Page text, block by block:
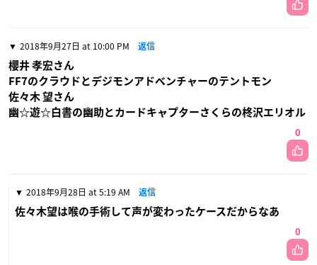
2018年9月27日 at 10:00 PM 返信
櫻井 孝宏さん
FF7のクラウドとデジモンアドベンチャーのテントモン
佐々木 望さん
幽☆遊☆白書の幽助とカードキャプターさくらの柊沢エリオル
0
2018年9月28日 at 5:19 AM 返信
佐々木望は喉の手術して声が変わったケースだからなあ
0